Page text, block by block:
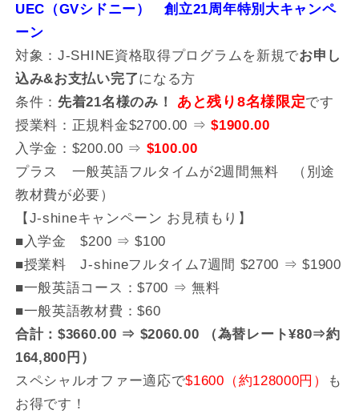
UEC（GVシドニー） 創立21周年特別大キャンペ
ーン
対象：J-SHINE資格取得プログラムを新規でお申し
込み&お支払い完了になる方
条件： 先着21名様のみ！ あと残り8名様限定です
授業料：正規料金$2700.00 ⇒ $1900.00
入学金：$200.00 ⇒ $100.00
プラス 一般英語フルタイムが2週間無料 （別途
教材費が必要）
【J-shineキャンペーン お見積もり】
■入学金 $200 ⇒ $100
■授業料 J-shineフルタイム7週間 $2700 ⇒ $1900
■一般英語コース：$700 ⇒ 無料
■一般英語教材費：$60
合計：$3660.00 ⇒ $2060.00 （為替レート¥80⇒約
164,800円）
スペシャルオファー適応で$1600（約128000円）
も
お得です！